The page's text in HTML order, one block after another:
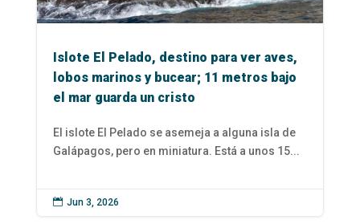
Islote El Pelado, destino para ver aves,
lobos marinos y bucear; 11 metros bajo
el mar guarda un cristo
El islote El Pelado se asemeja a alguna isla de
Galápagos, pero en miniatura. Está a unos 15...
 Jun 3, 2026